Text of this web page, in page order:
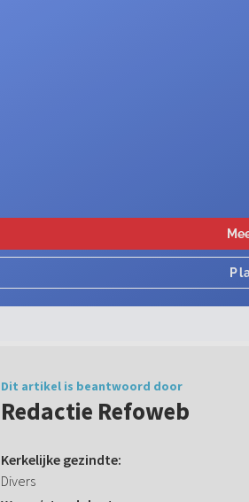
Dit artikel is beantwoord door
Redactie Refoweb
Kerkelijke gezindte:
Divers